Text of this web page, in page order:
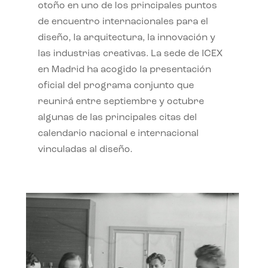
otoño en uno de los principales puntos
de encuentro internacionales para el
diseño, la arquitectura, la innovación y
las industrias creativas. La sede de ICEX
en Madrid ha acogido la presentación
oficial del programa conjunto que
reunirá entre septiembre y octubre
algunas de las principales citas del
calendario nacional e internacional
vinculadas al diseño.